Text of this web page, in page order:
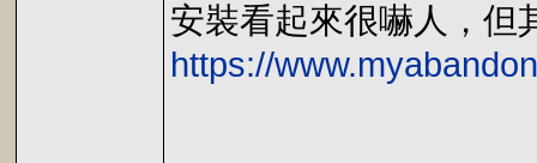
安裝看起來很嚇人，但
https://